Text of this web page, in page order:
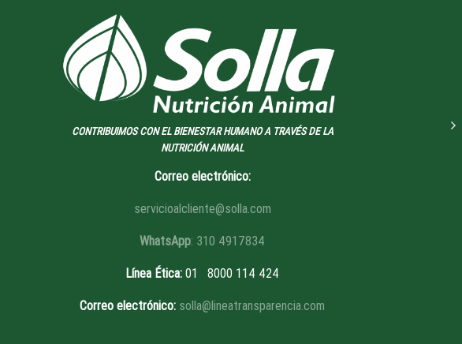
CONTRIBUIMOS CON EL BIENESTAR HUMANO A TRAVÉS DE LA
NUTRICIÓN ANIMAL
Correo electrónico:
servicioalcliente@solla.com
WhatsApp: 310 4917834
Línea Ética: 01 8000 114 424
Correo electrónico: solla@lineatransparencia.com